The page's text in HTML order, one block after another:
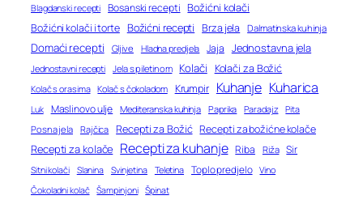
Blagdanski recepti Bosanski recepti Božićni kolači
Božićni kolači i torte Božićni recepti Brza jela Dalmatinska kuhinja
Domaći recepti Gljive Hladna predjela Jaja Jednostavna jela
Jednostavni recepti Jela s piletinom Kolači Kolači za Božić
Kolač s orasima Kolač s čokoladom Krumpir Kuhanje Kuharica
Luk Maslinovo ulje Mediteranska kuhinja Paprika Paradajz Pita
Posna jela Rajčica Recepti za Božić Recepti za božićne kolače
Recepti za kolače Recepti za kuhanje Riba Riža Sir
Sitni kolači Slanina Svinjetina Teletina Toplo predjelo Vino
Čokoladni kolač Šampinjoni Špinat